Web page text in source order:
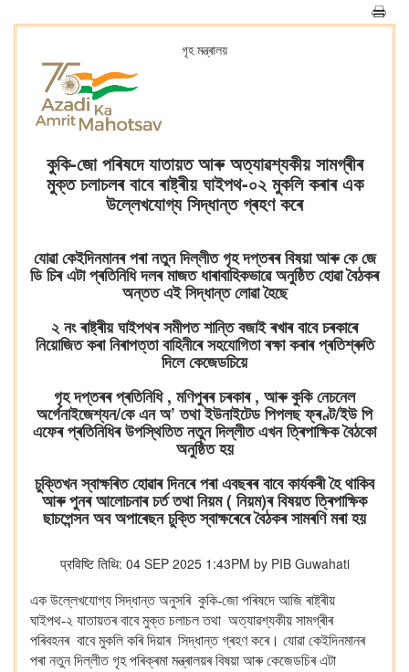
গৃহ মন্ত্ৰালয়
কুকি-জো পৰিষদে যাতায়ত আৰু অত্যাৱশ্যকীয় সামগ্ৰীৰ
মুক্ত চলাচলৰ বাবে ৰাষ্ট্ৰীয় ঘাইপথ-০২ মুকলি কৰাৰ এক
উল্লেখযোগ্য সিদ্ধান্ত গ্ৰহণ কৰে
যোৱা কেইদিনমানৰ পৰা নতুন দিল্লীত গৃহ দপ্তৰৰ বিষয়া আৰু কে জে
ডি চিৰ এটা প্ৰতিনিধি দলৰ মাজত ধাৰাবাহিকভাৱে অনুষ্ঠিত হোৱা বৈঠকৰ
অন্তত এই সিদ্ধান্ত লোৱা হৈছে
২ নং ৰাষ্ট্ৰীয় ঘাইপথৰ সমীপত শান্তি বজাই ৰখাৰ বাবে চৰকাৰে
নিয়োজিত কৰা নিৰাপত্তা বাহিনীৰে সহযোগিতা ৰক্ষা কৰাৰ প্ৰতিশ্ৰুতি
দিলে কেজেডচিয়ে
গৃহ দপ্তৰৰ প্ৰতিনিধি , মণিপুৰৰ চৰকাৰ , আৰু কুকি নেচনেল
অৰ্গেনাইজেশ্যন/কে এন অ’ তথা ইউনাইটেড পিপলছ ফ্ৰণ্ট/ইউ পি
এফেৰ প্ৰতিনিধিৰ উপস্থিতিত নতুন দিল্লীত এখন ত্ৰিপাক্ষিক বৈঠকো
অনুষ্ঠিত হয়
চুক্তিখন স্বাক্ষৰিত হোৱাৰ দিনৰে পৰা এবছৰৰ বাবে কাৰ্যকৰী হৈ থাকিব
আৰু পুনৰ আলোচনাৰ চৰ্ত তথা নিয়ম ( নিয়ম)ৰ বিষয়ত ত্ৰিপাক্ষিক
ছাচপেন্সন অব অপাৰেছন চুক্তি স্বাক্ষৰেৰে বৈঠকৰ সামৰণি মৰা হয়
प्रविष्टि तिथि: 04 SEP 2025 1:43PM by PIB Guwahati
এক উল্লেখযোগ্য সিদ্ধান্ত অনুসৰি কুকি-জো পৰিষদে আজি ৰাষ্ট্ৰীয়
ঘাইপথ-২ যাতায়তৰ বাবে মুক্ত চলাচল তথা অত্যাৱশ্যকীয় সামগ্ৰীৰ
পৰিবহনৰ বাবে মুকলি কৰি দিয়াৰ সিদ্ধান্ত গ্ৰহণ কৰে। যোৱা কেইদিনমানৰ
পৰা নতুন দিল্লীত গৃহ পৰিক্ৰমা মন্ত্ৰালয়ৰ বিষয়া আৰু কেজেডচিৰ এটা